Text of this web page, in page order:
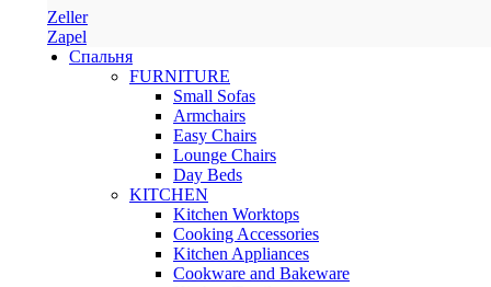
Zeller
Zapel
Спальня
FURNITURE
Small Sofas
Armchairs
Easy Chairs
Lounge Chairs
Day Beds
KITCHEN
Kitchen Worktops
Cooking Accessories
Kitchen Appliances
Cookware and Bakeware